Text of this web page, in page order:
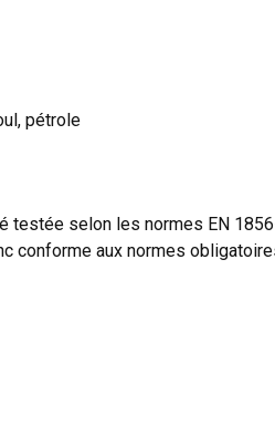
pétrole
testée selon les normes EN
conforme aux normes